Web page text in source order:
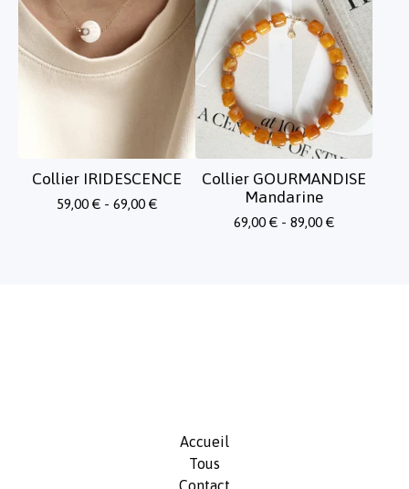
Collier IRIDESCENCE
59,00 € - 69,00 €
Collier GOURMANDISE
Mandarine
69,00 € - 89,00 €
Accueil
Tous
Contact